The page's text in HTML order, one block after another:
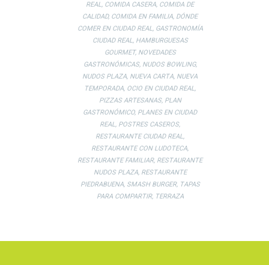
REAL, COMIDA CASERA, COMIDA DE
CALIDAD, COMIDA EN FAMILIA, DÓNDE
COMER EN CIUDAD REAL, GASTRONOMÍA
CIUDAD REAL, HAMBURGUESAS
GOURMET, NOVEDADES
GASTRONÓMICAS, NUDOS BOWLING,
NUDOS PLAZA, NUEVA CARTA, NUEVA
TEMPORADA, OCIO EN CIUDAD REAL,
PIZZAS ARTESANAS, PLAN
GASTRONÓMICO, PLANES EN CIUDAD
REAL, POSTRES CASEROS,
RESTAURANTE CIUDAD REAL,
RESTAURANTE CON LUDOTECA,
RESTAURANTE FAMILIAR, RESTAURANTE
NUDOS PLAZA, RESTAURANTE
PIEDRABUENA, SMASH BURGER, TAPAS
PARA COMPARTIR, TERRAZA